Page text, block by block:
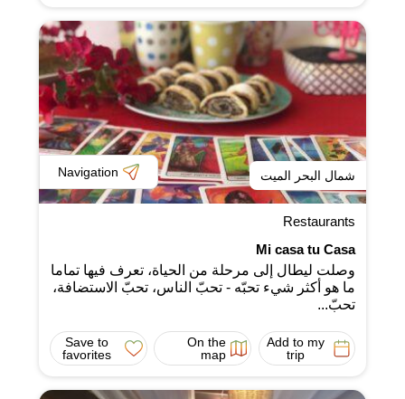
شمال البحر الميت Navigation
Restaurants
Mi casa tu Casa
وصلت ليطال إلى مرحلة من الحياة، تعرف فيها تماما
ما هو أكثر شيء تحبّه - تحبّ الناس، تحبّ الاستضافة،
تحبّ...
Add to my
trip
On the
map
Save to
favorites